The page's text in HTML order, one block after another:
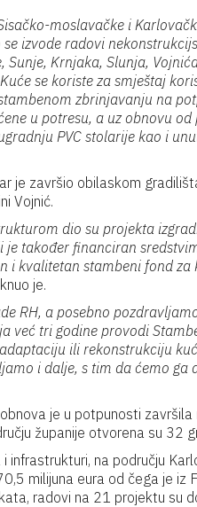
moslavačke i
izvode radovi
Krnjaka, Slunja,
se koriste za smještaj
zbrinjavanju na
u potresu, a uz obnovu
PVC stolarije kao i
je završio obilaskom
Vojnić.
dio su projekta
je također financiran
i kvalitetan stambeni fond
je.
RH, a posebno
već tri godine provodi
ili rekonstrukciju
i dalje, s tim da ćemo ga
je u potpunosti
županije otvorena su 32
infrastrukturi, na području
milijuna eura od čega je iz
radovi na 21 projektu su